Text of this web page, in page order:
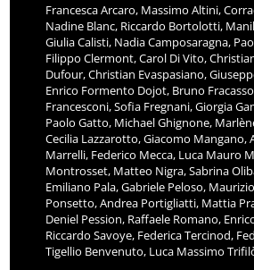
Francesca Arcaro, Massimo Altini,
Nadine Blanc, Riccardo Bortolotti,
Giulia Calisti, Nadia Camposaragna,
Filippo Clermont, Carol Di Vito,
Dufour, Christian Evaspasiano,
Enrico Formento Dojot, Bruno
Francesconi, Sofia Fregnani, Giorgia
Paolo Gatto, Michael Ghignone,
Cecilia Lazzarotto, Giacomo Mangano,
Marrelli, Federico Mecca, Luca Mauro
Montrosset, Matteo Nigra, Sabrina
Emiliano Pala, Gabriele Peloso,
Ponsetto, Andrea Portigliatti, Mattia
Deniel Pession, Raffaele Romano,
Riccardo Savoye, Federica Tercinod,
Tigellio Benvenuto, Luca Massimo